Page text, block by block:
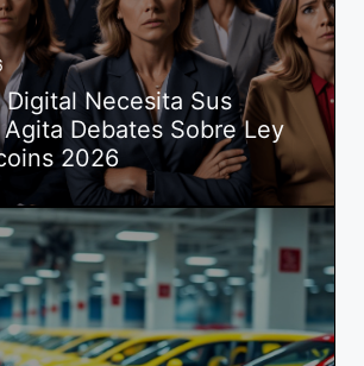
Digital Necesita Sus
Agita Debates Sobre Ley
2026